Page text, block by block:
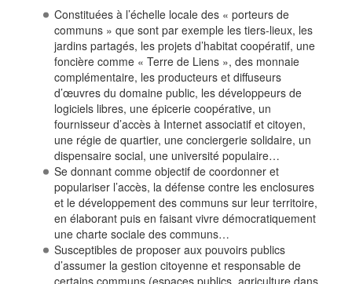
Constituées à l’échelle locale des « porteurs de
communs » que sont par exemple les tiers-lieux, les
jardins partagés, les projets d’habitat coopératif, une
foncière comme « Terre de Liens », des monnaie
complémentaire, les producteurs et diffuseurs
d’œuvres du domaine public, les développeurs de
logiciels libres, une épicerie coopérative, un
fournisseur d’accès à Internet associatif et citoyen,
une régie de quartier, une conciergerie solidaire, un
dispensaire social, une université populaire…
Se donnant comme objectif de coordonner et
populariser l’accès, la défense contre les enclosures
et le développement des communs sur leur territoire,
en élaborant puis en faisant vivre démocratiquement
une charte sociale des communs…
Susceptibles de proposer aux pouvoirs publics
d’assumer la gestion citoyenne et responsable de